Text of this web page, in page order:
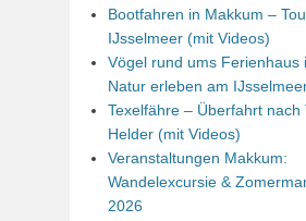
Bootfahren in Makkum –
IJsselmeer (mit Videos)
Vögel rund ums Ferienhaus
Natur erleben am
Texelfähre – Überfahrt nach
Helder (mit Videos)
Veranstaltungen Makkum:
Wandelexcursie &
2026